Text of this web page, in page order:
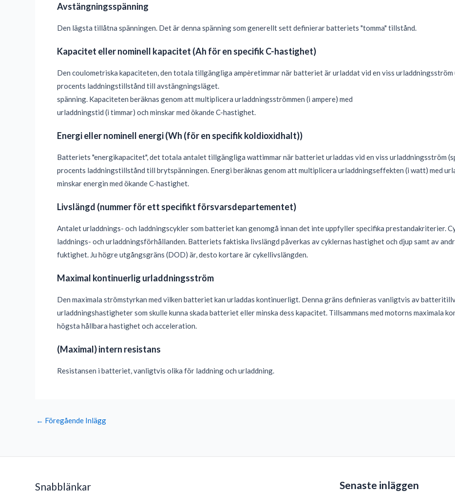
Avstängningsspänning
Den lägsta tillåtna spänningen. Det är denna spänning som generellt sett definierar batteriets "tomma" tillstånd.
Kapacitet eller nominell kapacitet (Ah för en specifik C-hastighet)
Den coulometriska kapaciteten, den totala tillgängliga ampèretimmar när batteriet är urladdat vid en viss
procents laddningstillstånd till avstängningsläget.
spänning. Kapaciteten beräknas genom att multiplicera urladdningsströmmen (i ampere) med
urladdningstid (i timmar) och minskar med ökande C-hastighet.
Energi eller nominell energi (Wh (för en specifik koldioxidhalt))
Batteriets "energikapacitet", det totala antalet tillgängliga wattimmar när batteriet urladdas vid en viss urladdningsström
procents laddningstillstånd till brytspänningen. Energi beräknas genom att multiplicera urladdningseffekten (i watt) med
minskar energin med ökande C-hastighet.
Livslängd (nummer för ett specifikt försvarsdepartementet)
Antalet urladdnings- och laddningscykler som batteriet kan genomgå innan det inte uppfyller specifika prestandakriterier.
laddnings- och urladdningsförhållanden. Batteriets faktiska livslängd påverkas av cyklernas hastighet och djup samt av
fuktighet. Ju högre utgångsgräns (DOD) är, desto kortare är cykellivslängden.
Maximal kontinuerlig urladdningsström
Den maximala strömstyrkan med vilken batteriet kan urladdas kontinuerligt. Denna gräns definieras vanligtvis av
urladdningshastigheter som skulle kunna skada batteriet eller minska dess kapacitet. Tillsammans med motorns maximala
högsta hållbara hastighet och acceleration.
(Maximal) intern resistans
Resistansen i batteriet, vanligtvis olika för laddning och urladdning.
← Föregående Inlägg
Snabblänkar Senaste inläggen